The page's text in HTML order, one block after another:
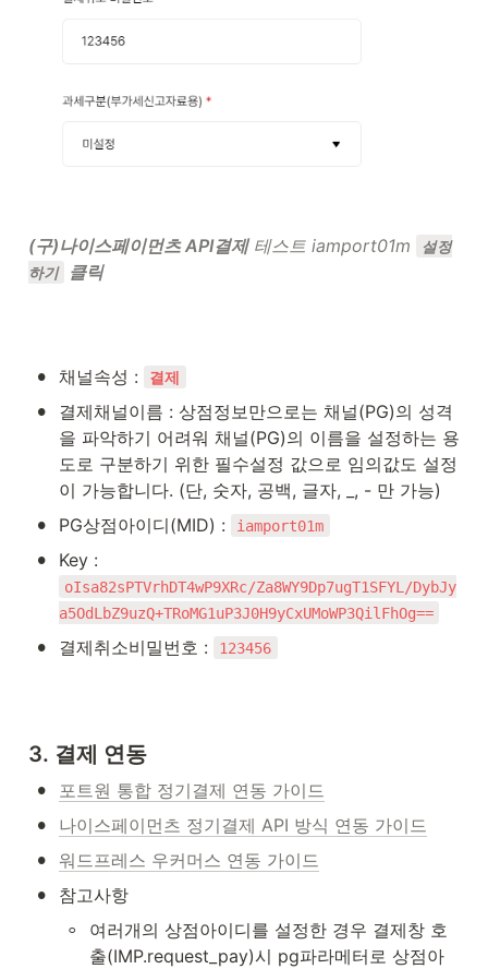
(구)나이스페이먼츠 API결제 테스트 iamport01m
설정
하기
클릭
• 채널속성 : 결제
•
결제채널이름 : 상점정보만으로는 채널(PG)의 성격
을 파악하기 어려워 채널(PG)의 이름을 설정하는 용
도로 구분하기 위한 필수설정 값으로 임의값도 설정
이 가능합니다. (단, 숫자, 공백, 글자, _, - 만 가능)
• PG상점아이디(MID) : iamport01m
•
oIsa82sPTVrhDT4wP9XRc/Za8WY9Dp7ugT1SFYL/DybJy
a5OdLbZ9uzQ+TRoMG1uP3J0H9yCxUMoWP3QilFhOg==
• 결제취소비밀번호 : 123456
3. 결제 연동
• 포트원 통합 정기결제 연동 가이드
• 나이스페이먼츠 정기결제 API 방식 연동 가이드
• 워드프레스 우커머스 연동 가이드
• 참고사항
◦
여러개의 상점아이디를 설정한 경우 결제창 호
출(IMP.request_pay)시 pg파라메터로 상점아